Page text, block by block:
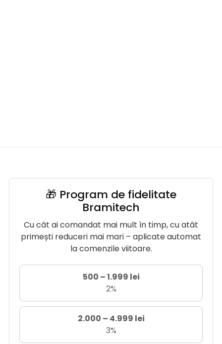
🎁 Program de fidelitate
Bramitech
Cu cât ai comandat mai mult în timp, cu atât
primești reduceri mai mari – aplicate automat
la comenzile viitoare.
500 – 1.999 lei
2%
2.000 – 4.999 lei
3%